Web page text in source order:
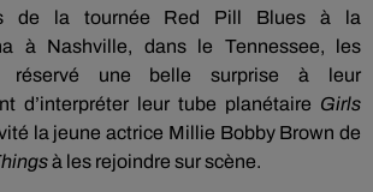
de la tournée
Red Pill
Blues à la
à
Nashville, dans le Tennessee, les
réservé une belle surprise à leur
d’interpréter leur tube planétaire Girls
la jeune actrice Millie Bobby Brown de
à les rejoindre sur scène.